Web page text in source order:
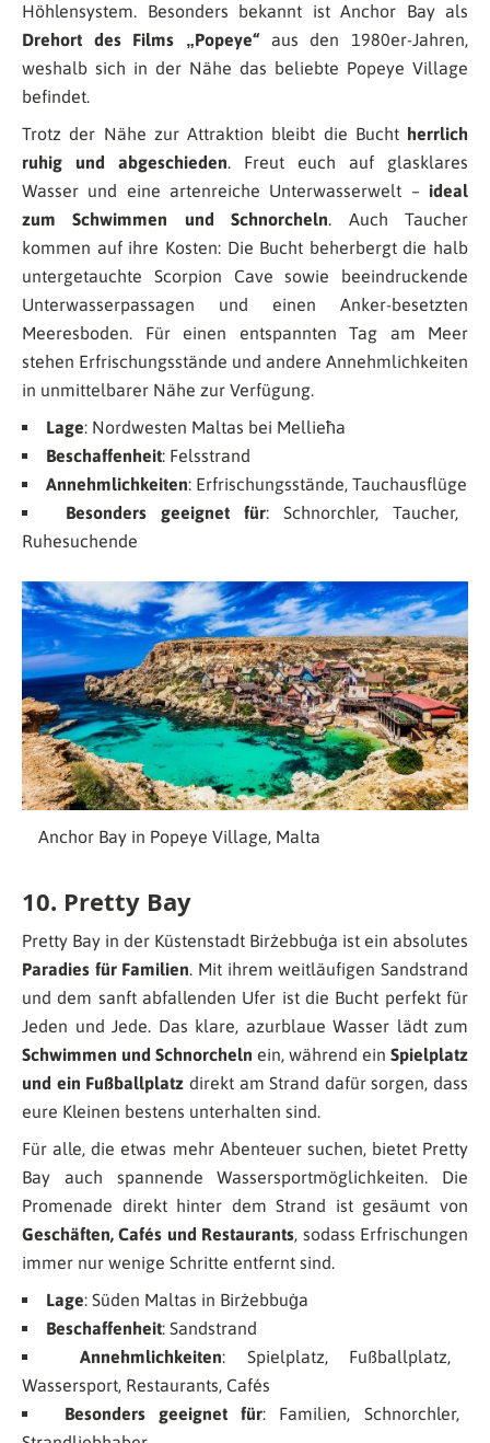
Höhlensystem. Besonders bekannt ist Anchor Bay als
Drehort des Films „Popeye“ aus den 1980er-Jahren,
weshalb sich in der Nähe das beliebte Popeye Village
befindet.
Trotz der Nähe zur Attraktion bleibt die Bucht herrlich
ruhig und abgeschieden. Freut euch auf glasklares
Wasser und eine artenreiche Unterwasserwelt – ideal
zum Schwimmen und Schnorcheln. Auch Taucher
kommen auf ihre Kosten: Die Bucht beherbergt die halb
untergetauchte Scorpion Cave sowie beeindruckende
Unterwasserpassagen und einen Anker-besetzten
Meeresboden. Für einen entspannten Tag am Meer
stehen Erfrischungsstände und andere Annehmlichkeiten
in unmittelbarer Nähe zur Verfügung.
Lage: Nordwesten Maltas bei Mellieħa
Beschaffenheit: Felsstrand
Annehmlichkeiten: Erfrischungsstände, Tauchausflüge
Besonders geeignet für: Schnorchler, Taucher,
Ruhesuchende
Anchor Bay in Popeye Village, Malta
10. Pretty Bay
Pretty Bay in der Küstenstadt Birżebbuġa ist ein absolutes
Paradies für Familien. Mit ihrem weitläufigen Sandstrand
und dem sanft abfallenden Ufer ist die Bucht perfekt für
Jeden und Jede. Das klare, azurblaue Wasser lädt zum
Schwimmen und Schnorcheln ein, während ein Spielplatz
und ein Fußballplatz direkt am Strand dafür sorgen, dass
eure Kleinen bestens unterhalten sind.
Für alle, die etwas mehr Abenteuer suchen, bietet Pretty
Bay auch spannende Wassersportmöglichkeiten. Die
Promenade direkt hinter dem Strand ist gesäumt von
Geschäften, Cafés und Restaurants, sodass Erfrischungen
immer nur wenige Schritte entfernt sind.
Lage: Süden Maltas in Birżebbuġa
Beschaffenheit: Sandstrand
Annehmlichkeiten: Spielplatz, Fußballplatz,
Wassersport, Restaurants, Cafés
Besonders geeignet für: Familien, Schnorchler,